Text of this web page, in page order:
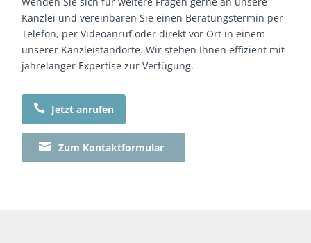
Kanzlei und vereinbaren Sie einen Beratungstermin per
Telefon, per Videoanruf oder direkt vor Ort in einem
unserer Kanzleistandorte. Wir stehen Ihnen effizient mit
jahrelanger Expertise zur Verfügung.
 Jetzt anrufen
 Zum Kontaktformular